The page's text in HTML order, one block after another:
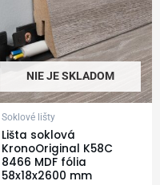
NIE JE SKLADOM
Soklové lišty
Lišta soklová
KronoOriginal K58C
8466 MDF fólia
58x18x2600 mm